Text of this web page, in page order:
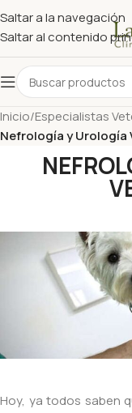
Saltar a la navegación
Saltar al contenido
Inicio/Especialistas
Nefrología y Urología
Hoy, ya todos saben